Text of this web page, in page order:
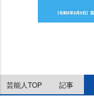
芸能人TOP 記事